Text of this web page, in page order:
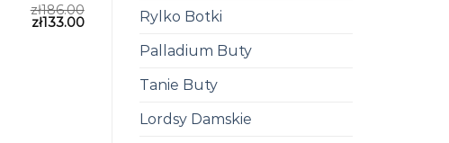
Rylko Botki
Palladium Buty
Tanie Buty
Lordsy Damskie
zł186.00
zł133.00